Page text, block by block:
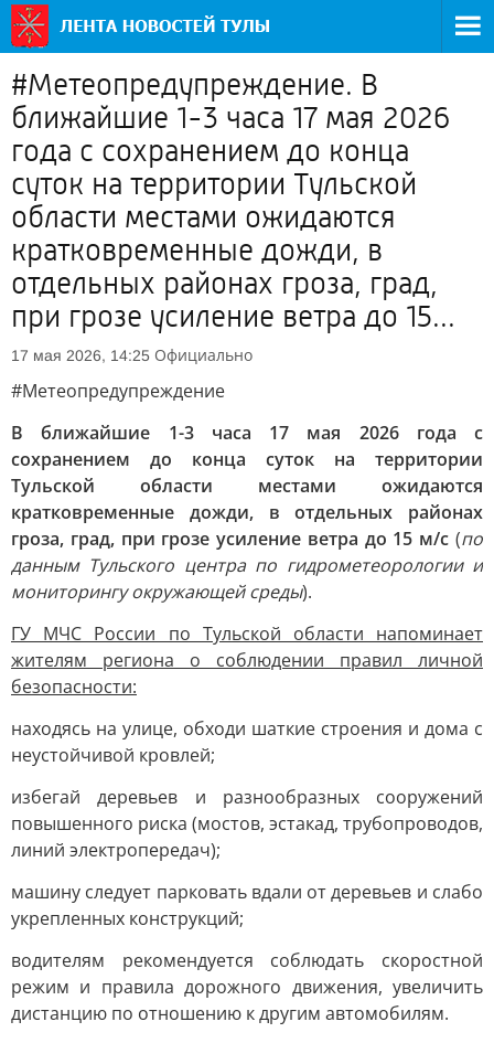
#Метеопредупреждение. В
ближайшие 1-3 часа 17 мая 2026
года с сохранением до конца
суток на территории Тульской
области местами ожидаются
кратковременные дожди, в
отдельных районах гроза, град,
при грозе усиление ветра до 15...
17 мая 2026, 14:25 Официально
#Метеопредупреждение
В ближайшие 1-3 часа 17 мая 2026 года с
сохранением до конца суток на территории
Тульской области местами ожидаются
кратковременные дожди, в отдельных районах
гроза, град, при грозе усиление ветра до 15 м/с (по
данным Тульского центра по гидрометеорологии и
мониторингу окружающей среды).
ГУ МЧС России по Тульской области напоминает
жителям региона о соблюдении правил личной
безопасности:
находясь на улице, обходи шаткие строения и дома с
неустойчивой кровлей;
избегай деревьев и разнообразных сооружений
повышенного риска (мостов, эстакад, трубопроводов,
линий электропередач);
машину следует парковать вдали от деревьев и слабо
укрепленных конструкций;
водителям рекомендуется соблюдать скоростной
режим и правила дорожного движения, увеличить
дистанцию по отношению к другим автомобилям.